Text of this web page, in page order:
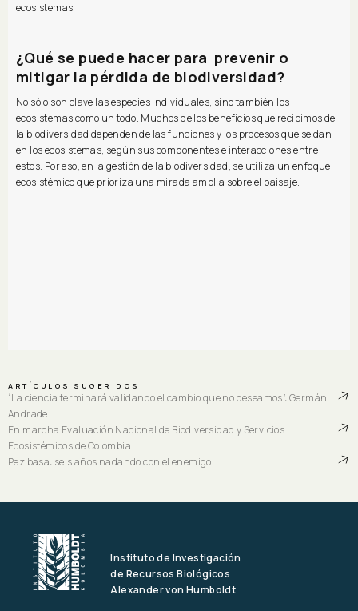
ecosistemas.
¿Qué se puede hacer para prevenir o
mitigar la pérdida de biodiversidad?
No sólo son clave las especies individuales, sino también los
ecosistemas como un todo. Muchos de los beneficios que recibimos de
la biodiversidad dependen de las funciones y los procesos que se dan
en los ecosistemas, según sus componentes e interacciones entre
estos. Por eso, en la gestión de la biodiversidad, se utiliza un enfoque
ecosistémico que prioriza una mirada amplia sobre el paisaje.
ARTÍCULOS SUGERIDOS
“La ciencia terminará validando el cambio que no deseamos”: Germán
Andrade
En marcha Evaluación Nacional de Biodiversidad y Servicios
Ecosistémicos de Colombia
Pez basa: seis años nadando con el enemigo
Instituto de Investigación
de Recursos Biológicos
Alexander von Humboldt